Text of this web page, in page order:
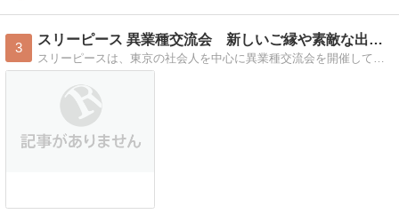
3
スリーピース 異業種交流会 新しいご縁や素敵な出会いを作ろう
スリーピースは、東京の社会人を中心に異業種交流会を開催しています。ご参加いただいた方同士の”ご縁”や素敵な出会いの場をサポートしています。